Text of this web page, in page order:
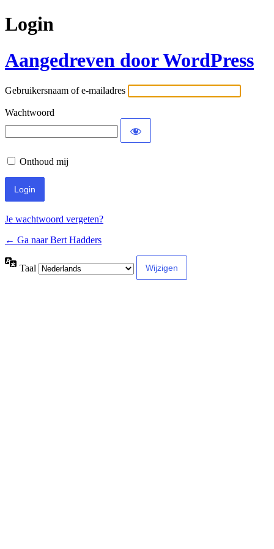
Login
Aangedreven door WordPress
Gebruikersnaam of e-mailadres
Wachtwoord
Onthoud mij
Je wachtwoord vergeten?
← Ga naar Bert Hadders
Taal